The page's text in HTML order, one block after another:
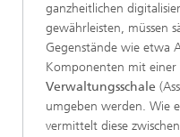
ganzheitlichen
gewährleisten, müssen
Gegenstände wie etwa
Komponenten mit einer
Verwaltungsschale
umgeben werden. Wie
vermittelt diese